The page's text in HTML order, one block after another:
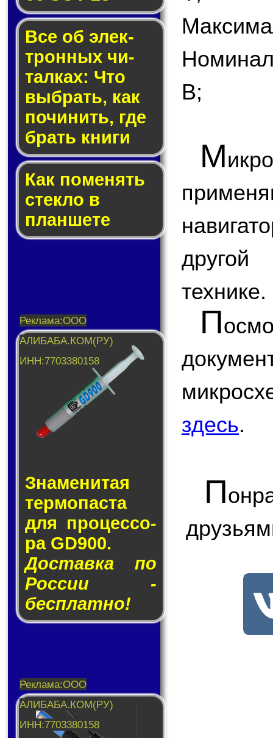
Все об элек­
трон­ных чи­
тал­ках: Что
выб­рать, как
по­чи­нить, где
брать кни­ги
Как по­ме­нять
стек­ло в
планшете
Знаменитая
тер­мо­пас­та
для про­цес­со­
ра GD900.
Доставка по
России -
бесплатно!
В;
М
другой
технике.
П
здесь.
П